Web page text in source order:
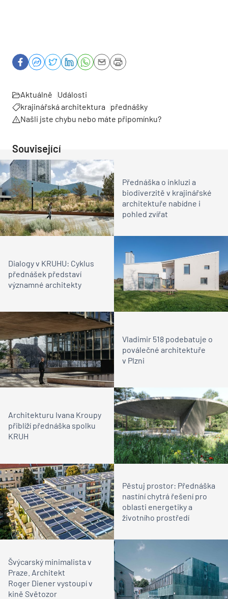
Aktuálně
Události
krajinářská architektura
přednášky
Našli jste chybu nebo máte připomínku?
Související
Přednáška o inkluzi a
biodiverzitě v krajinářské
architektuře nabídne i
pohled zvířat
Dialogy v KRUHU: Cyklus
přednášek představí
významné architekty
Vladimir 518 podebatuje o
poválečné architektuře
v Plzni
Architekturu Ivana Kroupy
přiblíží přednáška spolku
KRUH
Pěstuj prostor: Přednáška
nastíní chytrá řešení pro
oblasti energetiky a
životního prostředí
Švýcarský minimalista v
Praze. Architekt
Roger Diener vystoupí v
kině Světozor